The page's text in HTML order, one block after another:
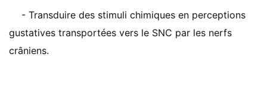
- Transduire des stimuli chimiques en perceptions
gustatives transportées vers le SNC par les nerfs
crâniens.